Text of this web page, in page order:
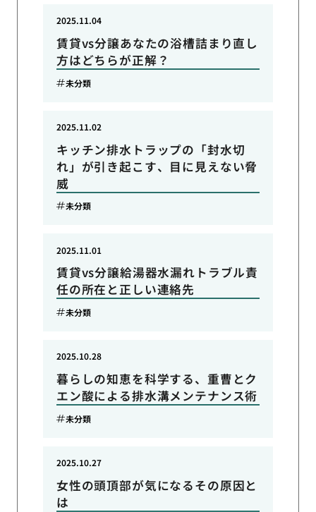
賃貸vs分譲あなたの浴槽詰まり直し
方はどちらが正解？
2025.11.04
未分類
キッチン排水トラップの「封水切
れ」が引き起こす、目に見えない脅
威
2025.11.02
未分類
賃貸vs分譲給湯器水漏れトラブル責
任の所在と正しい連絡先
2025.11.01
未分類
暮らしの知恵を科学する、重曹とク
エン酸による排水溝メンテナンス術
2025.10.28
未分類
女性の頭頂部が気になるその原因と
は
2025.10.27